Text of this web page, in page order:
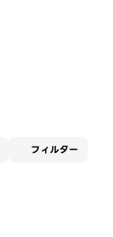
フィルター